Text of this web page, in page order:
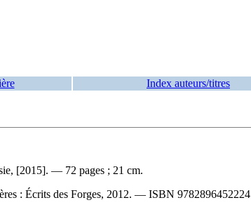
Index auteurs/titres
[2015]. — 72 pages ; 21 cm.
: Écrits des Forges, 2012. — ISBN 9782896452224